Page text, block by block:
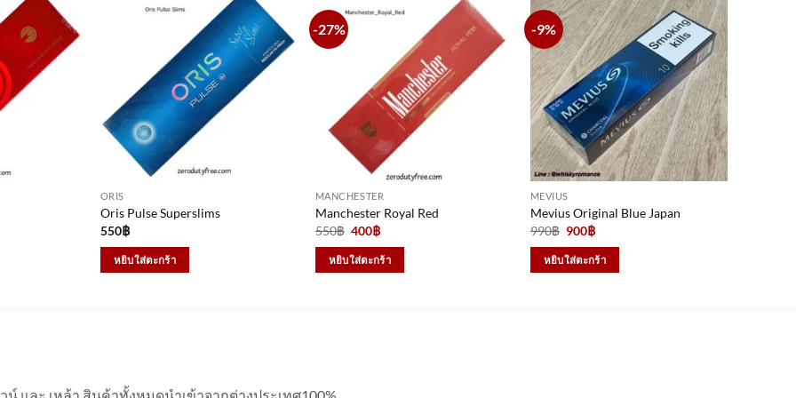
ORIS
Oris Pulse Superslims
550฿
หยิบใส่ตะกร้า
-27%
MANCHESTER
Manchester Royal Red
550฿ Original
price
was:
550฿.
400฿Current
is:
400฿.
หยิบใส่ตะกร้า
-9%
MEVIUS
Mevius Original Blue Japan
990฿ Original
price
was:
990฿.
900฿Current
is:
900฿.
หยิบใส่ตะกร้า